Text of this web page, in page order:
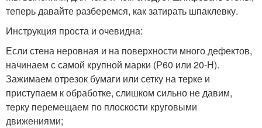
теперь давайте разберемся, как затирать шпаклевку.
Инструкция проста и очевидна:
Если стена неровная и на поверхности много дефектов,
начинаем с самой крупной марки (Р60 или 20-Н).
Зажимаем отрезок бумаги или сетку на терке и
приступаем к обработке, слишком сильно не давим,
терку перемещаем по плоскости круговыми
движениями;